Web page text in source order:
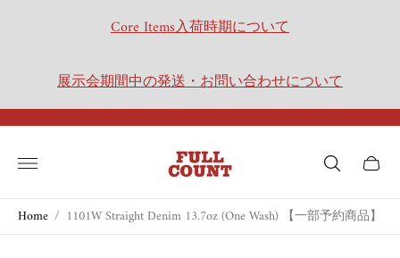
Core Items入荷時期について
展示会期間中の発送・お問い合わせについて
Store
logo" Cart
Home / 1101W Straight Denim 13.7oz (One Wash) 【一部予約商品】